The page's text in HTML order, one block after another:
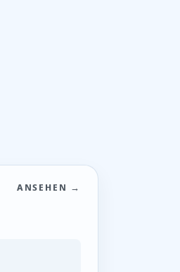
ANSEHEN →